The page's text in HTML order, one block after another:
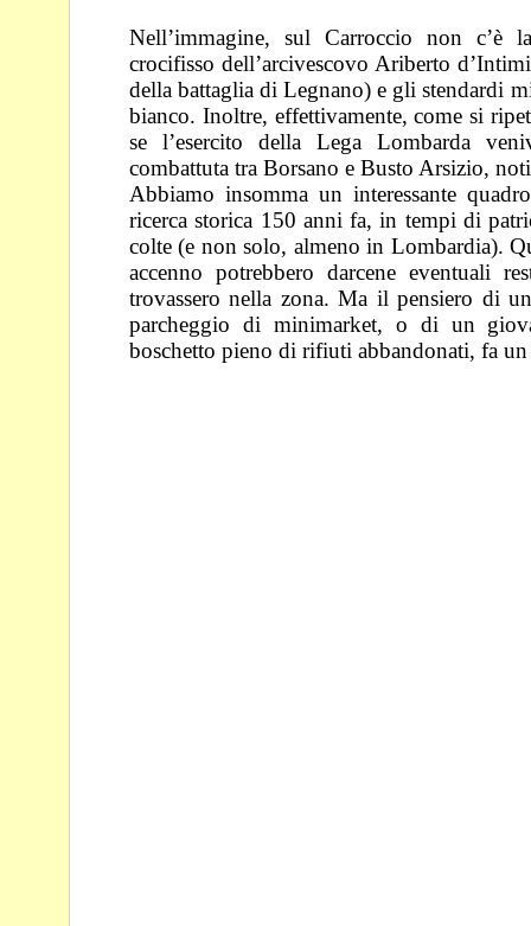
Nell’immagine, sul Carroccio non c’è
crocifissodell’arcivescovo Ariberto
della battagliadi Legnano) e gli stendardi
bianco. Inoltre, effettivamente, come si
se l’esercito della Lega Lombarda
combattuta tra Borsano e Busto Arsizio,
Abbiamo insomma un interessante
ricerca storica 150 anni fa, in tempi di
colte (e non solo, almeno in Lombardia).
accenno potrebbero darcene eventuali
trovassero nella zona. Ma ilpensiero di
parcheggio di minimarket, o di un
boschetto pieno di rifiuti abbandonati, fa